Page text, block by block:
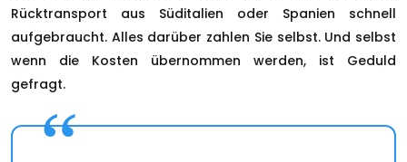
Rücktransport aus Süditalien oder Spanien schnell
aufgebraucht. Alles darüber zahlen Sie selbst. Und selbst
wenn die Kosten übernommen werden, ist Geduld
gefragt.